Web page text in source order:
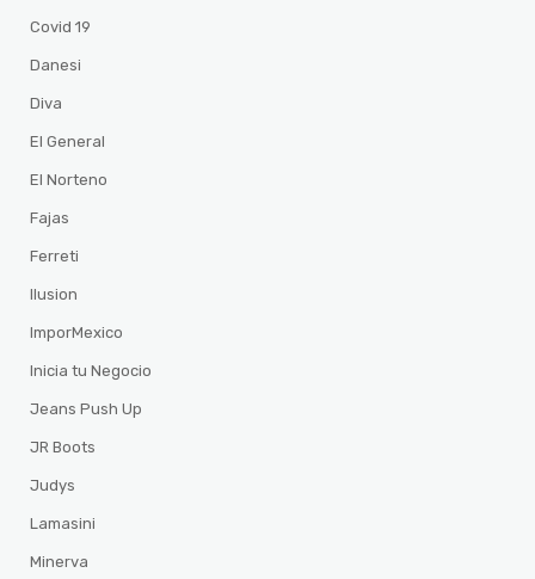
Covid 19
Danesi
Diva
El General
El Norteno
Fajas
Ferreti
Ilusion
ImporMexico
Inicia tu Negocio
Jeans Push Up
JR Boots
Judys
Lamasini
Minerva